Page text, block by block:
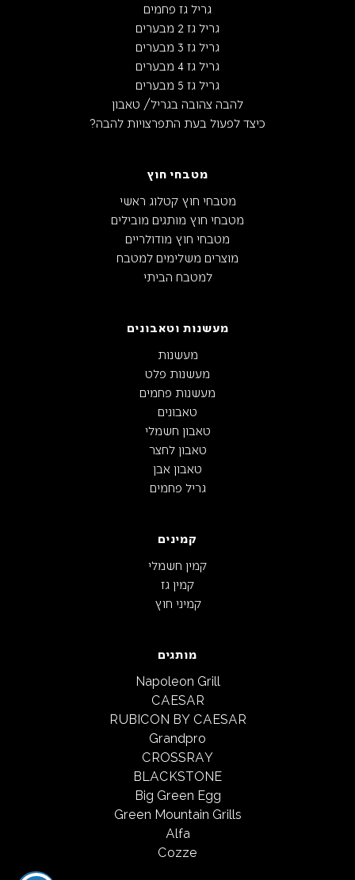
גריל גז פחמים
גריל גז 2 מבערים
גריל גז 3 מבערים
גריל גז 4 מבערים
גריל גז 5 מבערים
להבה צהובה בגריל/ טאבון
כיצד לפעול בעת התפרצויות להבה?
מטבחי חוץ
מטבחי חוץ קטלוג ראשי
מטבחי חוץ מותגים מובילים
מטבחי חוץ מודולריים
מוצרים משלימים למטבח
למטבח הביתי
מעשנות וטאבונים
מעשנות
מעשנות פלט
מעשנות פחמים
טאבונים
טאבון חשמלי
טאבון לחצר
טאבון אבן
גריל פחמים
קמינים
קמין חשמלי
קמין גז
קמיני חוץ
מותגים
Napoleon Grill
CAESAR
RUBICON BY CAESAR
Grandpro
CROSSRAY
BLACKSTONE
Big Green Egg
Green Mountain Grills
Alfa
Cozze